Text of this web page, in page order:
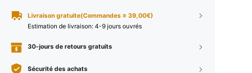
Livraison gratuite(Commandes ≥ 39,00€)
Estimation de livraison: 4-9 jours ouvrés
30-jours de retours gratuits
Sécurité des achats